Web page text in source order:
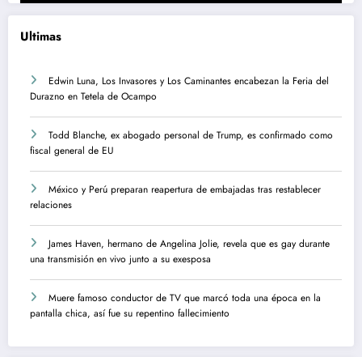
Ultimas
Edwin Luna, Los Invasores y Los Caminantes encabezan la Feria del
Durazno en Tetela de Ocampo
Todd Blanche, ex abogado personal de Trump, es confirmado como
fiscal general de EU
México y Perú preparan reapertura de embajadas tras restablecer
relaciones
James Haven, hermano de Angelina Jolie, revela que es gay durante
una transmisión en vivo junto a su exesposa
Muere famoso conductor de TV que marcó toda una época en la
pantalla chica, así fue su repentino fallecimiento